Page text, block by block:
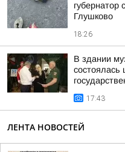
Глушково
18:26
В здании
состоялась
17:43
ЛЕНТА НОВОСТЕЙ